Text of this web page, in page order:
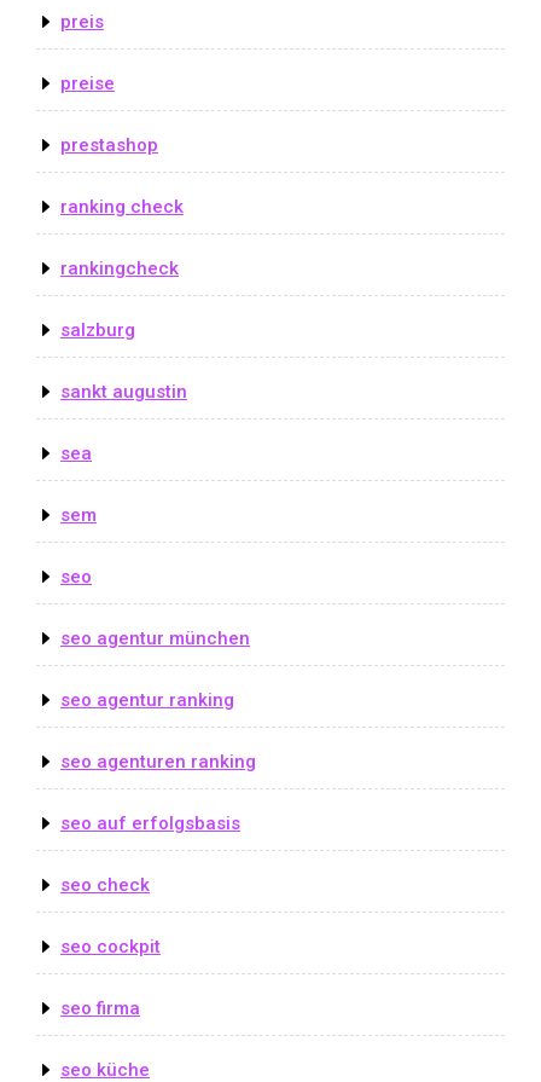
preis
preise
prestashop
ranking check
rankingcheck
salzburg
sankt augustin
sea
sem
seo
seo agentur münchen
seo agentur ranking
seo agenturen ranking
seo auf erfolgsbasis
seo check
seo cockpit
seo firma
seo küche